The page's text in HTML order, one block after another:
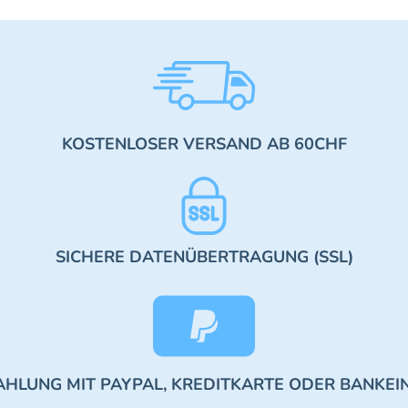
KOSTENLOSER VERSAND AB 60CHF
SICHERE DATENÜBERTRAGUNG (SSL)
MIT PAYPAL, KREDITKARTE ODER